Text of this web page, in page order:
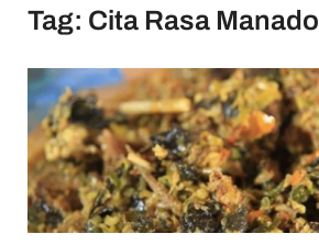
Tag: Cita Rasa Manado